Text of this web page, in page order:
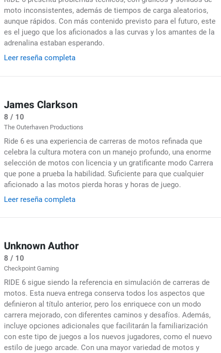
moto inconsistentes, además de tiempos de carga aleatorios,
aunque rápidos. Con más contenido previsto para el futuro, este
es el juego que los aficionados a las curvas y los amantes de la
adrenalina estaban esperando.
Leer reseña completa
James Clarkson
8 / 10
The Outerhaven Productions
Ride 6 es una experiencia de carreras de motos refinada que
celebra la cultura motera con un manejo profundo, una enorme
selección de motos con licencia y un gratificante modo Carrera
que pone a prueba la habilidad. Suficiente para que cualquier
aficionado a las motos pierda horas y horas de juego.
Leer reseña completa
Unknown Author
8 / 10
Checkpoint Gaming
RIDE 6 sigue siendo la referencia en simulación de carreras de
motos. Esta nueva entrega conserva todos los aspectos que
definieron al título anterior, pero los enriquece con un modo
carrera mejorado, con diferentes caminos y desafíos. Además,
incluye opciones adicionales que facilitarán la familiarización
con este tipo de juegos a los nuevos jugadores, como el nuevo
estilo de juego arcade. Con una mayor variedad de motos y